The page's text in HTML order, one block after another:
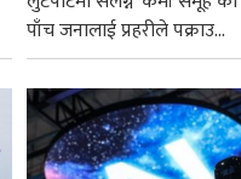
पाँच जनालाई प्रहरीले पक्राउ...